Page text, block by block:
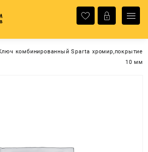
комбинированный Sparta хромир,покрытие
10 мм